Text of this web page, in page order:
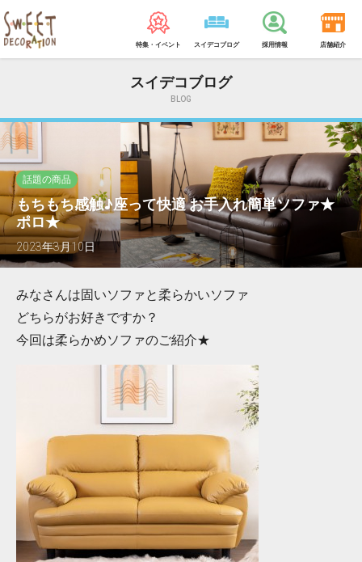
特集・イベント スイデコブログ 採用情報 店舗紹介
スイデコブログ
BLOG
話題の商品
もちもち感触♪座って快適 お手入れ簡単ソファ★
ポロ★
2023年3月10日
みなさんは固いソファと柔らかいソファ
どちらがお好きですか？
今回は柔らかめソファのご紹介★